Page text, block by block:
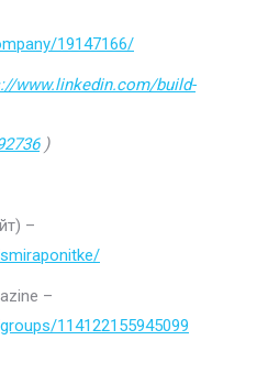
19147166/
www.linkedin.com/build-
)
–
–
114122155945099